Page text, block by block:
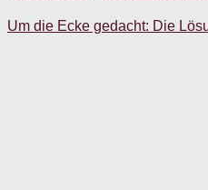
Um die Ecke gedacht: Die